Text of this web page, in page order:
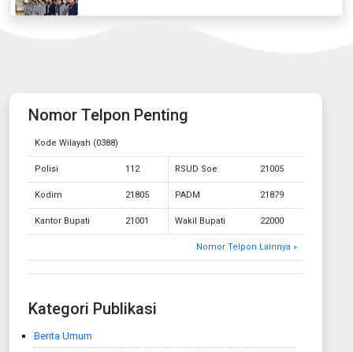
Nomor Telpon Penting
Kode Wilayah (0388)
Polisi 112 RSUD Soe 21005
Kodim 21805 PADM 21879
Kantor Bupati 21001 Wakil Bupati 22000
Nomor Telpon Lainnya »
Kategori Publikasi
Berita Umum